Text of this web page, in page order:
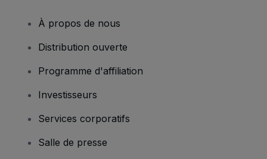
À propos de nous
Distribution ouverte
Programme d'affiliation
Investisseurs
Services corporatifs
Salle de presse